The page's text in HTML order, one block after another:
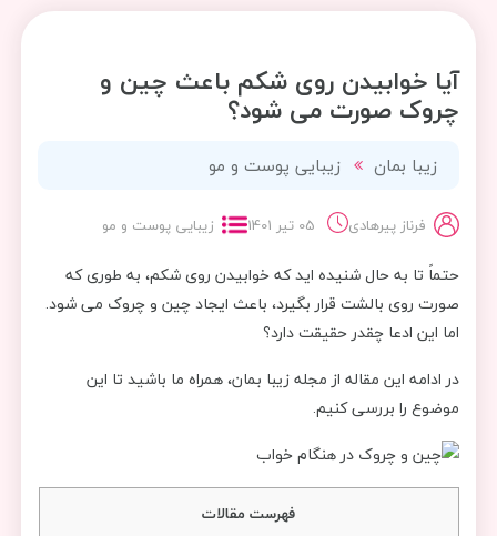
آیا خوابیدن روی شکم باعث چین و
چروک صورت می شود؟
زیبا بمان زیبایی پوست و مو
فرناز پیرهادی 05 تیر 1401 زیبایی پوست و مو
حتماً تا به حال شنیده اید که خوابیدن روی شکم، به طوری که
صورت روی بالشت قرار بگیرد، باعث ایجاد چین و چروک می شود.
اما این ادعا چقدر حقیقت دارد؟
در ادامه این مقاله از مجله زیبا بمان، همراه ما باشید تا این
موضوع را بررسی کنیم.
فهرست مقالات